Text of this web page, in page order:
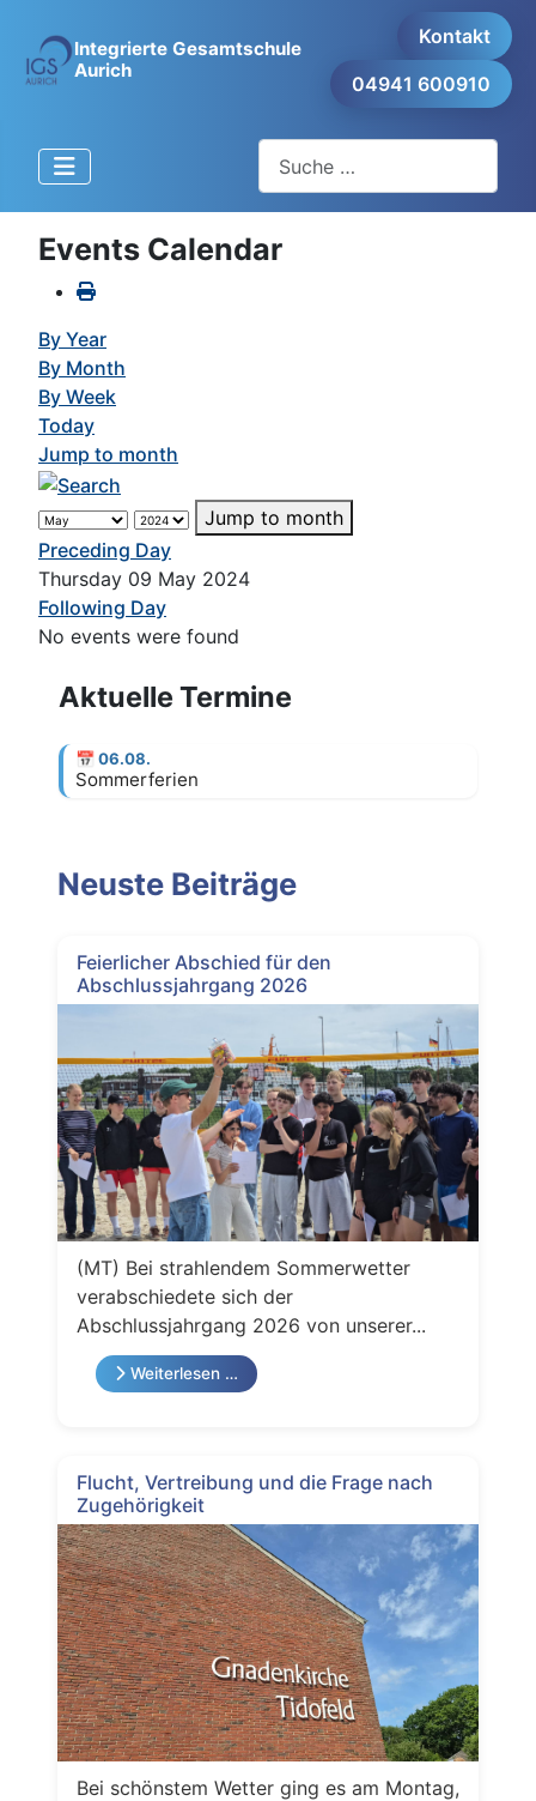
Integrierte Gesamtschule
Aurich
Kontakt
04941 600910
Events Calendar
By Year
By Month
By Week
Today
Jump to month
Jump to month
Preceding Day
Thursday 09 May 2024
Following Day
No events were found
Aktuelle Termine
📅 06.08.
Sommerferien
Neuste Beiträge
Feierlicher Abschied für den
Abschlussjahrgang 2026
(MT) Bei strahlendem Sommerwetter
verabschiedete sich der
Abschlussjahrgang 2026 von unserer...
Weiterlesen …
Flucht, Vertreibung und die Frage nach
Zugehörigkeit
Bei schönstem Wetter ging es am Montag,